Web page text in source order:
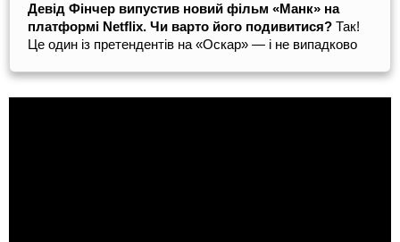
Девід Фінчер випустив новий фільм «Манк» на
платформі Netflix. Чи варто його подивитися? Так!
Це один із претендентів на «Оскар» — і не випадково